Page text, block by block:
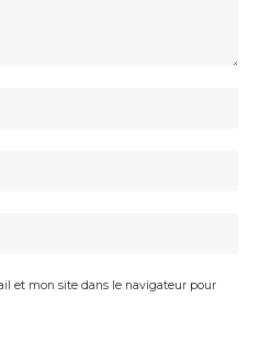
et mon site dans le navigateur pour